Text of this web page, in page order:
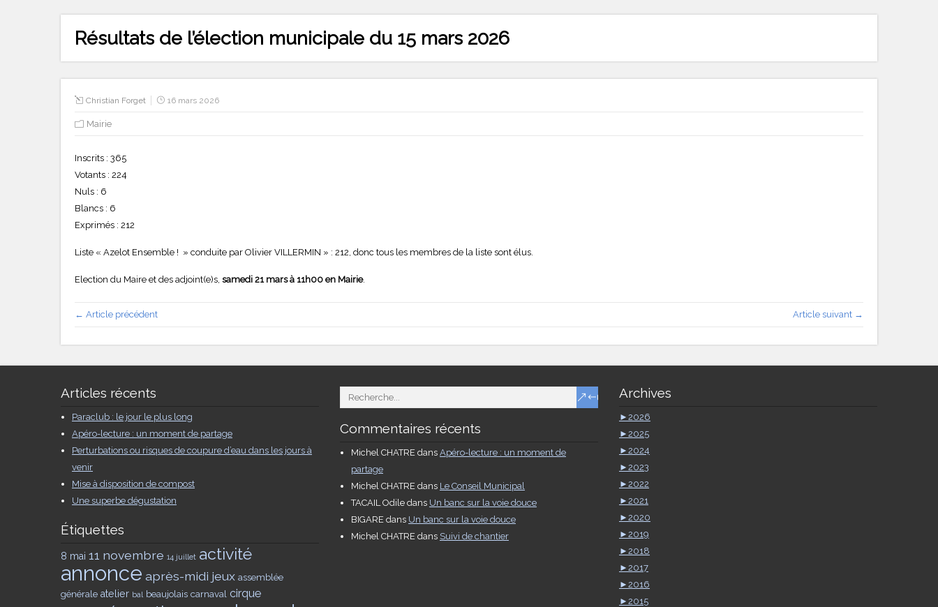
Résultats de l’élection municipale du 15 mars 2026
Christian Forget 16 mars 2026
Mairie
Inscrits : 365
Votants : 224
Nuls : 6
Blancs : 6
Exprimés : 212
Liste « Azelot Ensemble ! » conduite par Olivier VILLERMIN » : 212, donc tous les membres de la liste sont élus.
Election du Maire et des adjoint(e)s, samedi 21 mars à 11h00 en Mairie.
← Article précédent Article suivant →
Articles récents
Paraclub : le jour le plus long
Apéro-lecture : un moment de partage
Perturbations ou risques de coupure d’eau dans les jours à
venir
Mise à disposition de compost
Une superbe dégustation
Étiquettes
8 mai 11 novembre 14 juillet activité
annonce après-midi jeux assemblée
générale atelier bal beaujolais carnaval cirque
Commentaires récents
Michel CHATRE dans Apéro-lecture : un moment de
partage
Michel CHATRE dans Le Conseil Municipal
TACAIL Odile dans Un banc sur la voie douce
BIGARE dans Un banc sur la voie douce
Michel CHATRE dans Suivi de chantier
Archives
► 2026
► 2025
► 2024
► 2023
► 2022
► 2021
► 2020
► 2019
► 2018
► 2017
► 2016
► 2015